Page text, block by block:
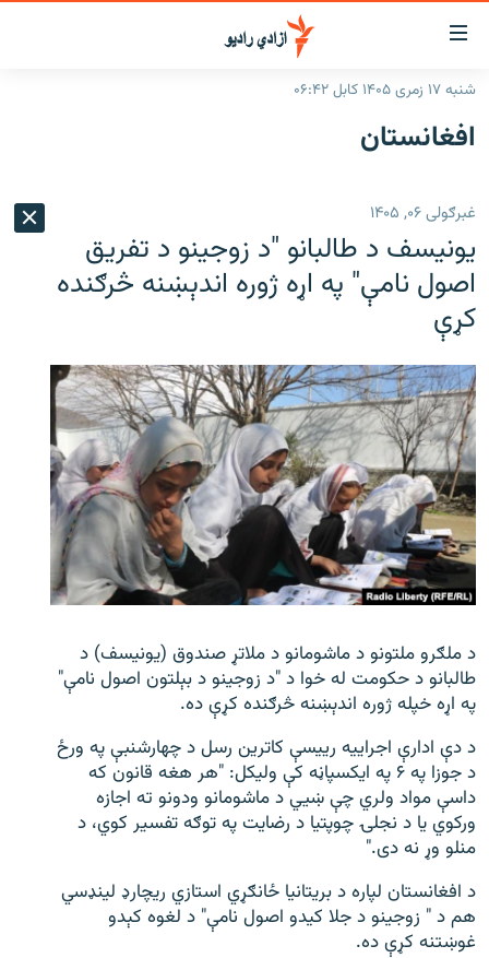
د
لاسرسۍ
وړ
لېنکونه
اصلي
ورتلل
اصلي
مېنو
ته
ورتلل
لټون
پاڼې
ته
مراجعه
کورپاڼه
راپورونه
منځنی ختیځ
نړۍ
افغانستان
نړۍ
د خپرونو جدول
مرکې
اونیزې خپرونې
انځوریزه برخه
ورزش
د کډوالۍ بحران
'کووېډ-۱۹'
اړیکه
دري پاڼه
Azadi English
راسره ملګري شئ
د ازادې اروپا/ ازادي راډيو ټولې پاڼې
شنبه ۱۷ زمری ۱۴۰۵ کابل ۰۶:۴۲
افغانستان
غبرګولی ۰۶, ۱۴۰۵
یونیسف د طالبانو "د زوجینو د تفریق
اصول ‌نامې" په اړه ژوره اندېښنه څرګنده
کړې
د ملګرو ملتونو د ماشومانو د ملاتړ صندوق (یونیسف) د
طالبانو د حکومت له خوا د "د زوجینو د بېلتون اصول ‌نامې"
په اړه خپله ژوره اندېښنه څرګنده کړې ده.
د دې ادارې اجراییه رییسې کاترین رسل د چهارشنبې په ورځ
د جوزا په ۶ په ایکسپاڼه کې ولیکل: "هر هغه قانون که
داسې مواد ولري چې ښیي د ماشومانو ودونو ته اجازه
ورکوي یا د نجلۍ چوپتیا د رضایت په توګه تفسیر کوي، د
منلو وړ نه دی."
د افغانستان لپاره د بریتانیا ځانګړي استازي ریچارډ لینډسي
هم د " زوجینو د جلا کیدو اصول‌ نامې" د لغوه کېدو
غوښتنه کړې ده.